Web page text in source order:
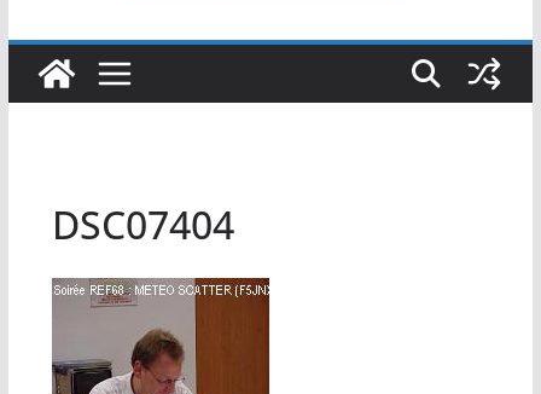
DSC07404